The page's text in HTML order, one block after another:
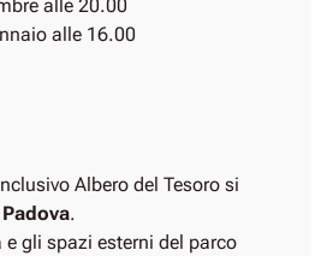
alle 20.00
alle 16.00
Albero del Tesoro si
.
gli spazi esterni del parco